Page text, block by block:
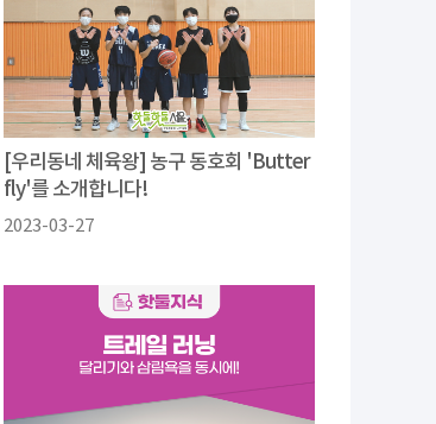
[우리동네 체육왕] 농구 동호회 'Butter
fly'를 소개합니다!
2023-03-27